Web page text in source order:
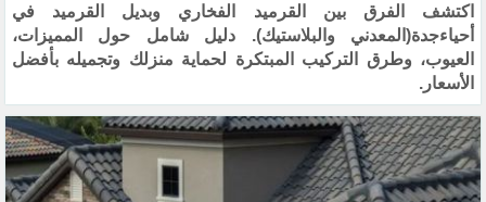
اكتشف الفرق بين القرميد الفخاري وبديل القرميد في
أحياءجدة(المعدني والبلاستيك). دليل شامل حول المميزات،
العيوب، وطرق التركيب المبتكرة لحماية منزلك وتجميله بأفضل
الأسعار.